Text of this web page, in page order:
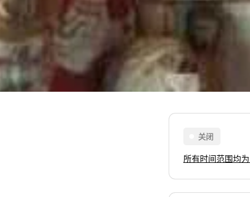
关闭
周二
所有时间范围均